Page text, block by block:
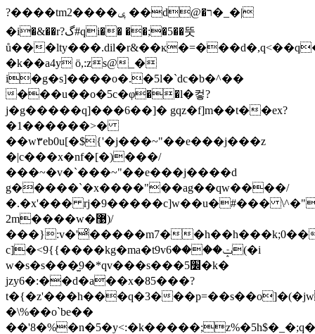
? ����t m2����ݷ ��d@�ר�_�|
�i�&��r?گ#qi�� ��;�5��뚯
ů��
�k��a4y ö,:zs@_�
i�g�s]����o�.�5l�`dc�b�^��
���u��o�5c�φ��l�컿?
j�g�����q]���6��]� gqz�f]m��t��ex?
�1������>�
��w٣eb0u[�${'�j���~"��e���j���z
�|c���x�nf�[�)���/
���~�v�`���~"��e���j����d
g�����`�x����"��ag��qw����/
�.�x'��� rj�9�����c]w��u�#���
2m����w�޹)/
���}:v�'ͦ�����m7��h��h���k;0��
c]�<9{{����kg�ma�t9vݓ��
��6(�i
w�s�s���̫9�*qv���s���׼5�k�
jzy6�:��d�a��x�85���?
t�{�z'���h���q�3�
�\%��o`be��